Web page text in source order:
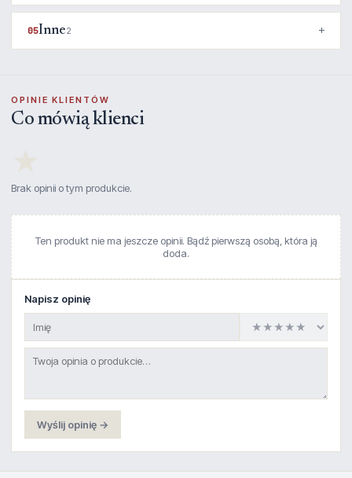
05Inne2
OPINIE KLIENTÓW
Co mówią klienci
Brak opinii o tym produkcie.
Ten produkt nie ma jeszcze opinii. Bądź pierwszą osobą, która ją
doda.
Napisz opinię
Wyślij opinię →